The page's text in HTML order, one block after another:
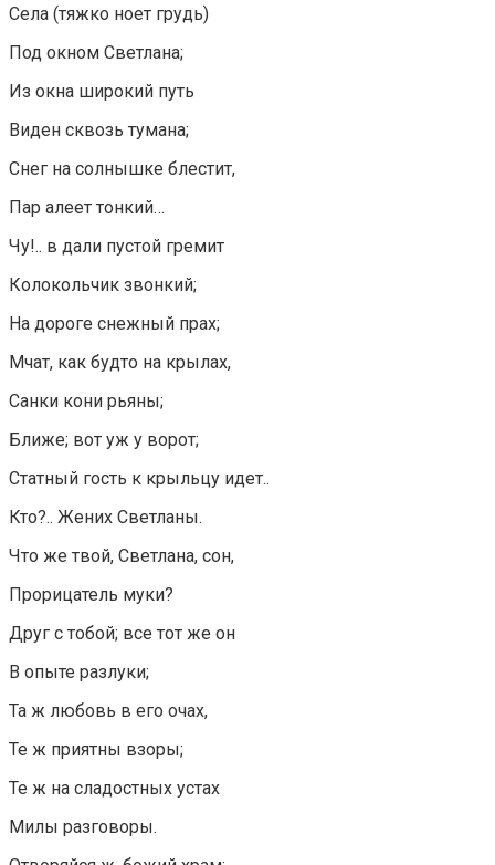
Села (тяжко ноет грудь)
Под окном Светлана;
Из окна широкий путь
Виден сквозь тумана;
Снег на солнышке блестит,
Пар алеет тонкий…
Чу!.. в дали пустой гремит
Колокольчик звонкий;
На дороге снежный прах;
Мчат, как будто на крылах,
Санки кони рьяны;
Ближе; вот уж у ворот;
Статный гость к крыльцу идет..
Кто?.. Жених Светланы.
Что же твой, Светлана, сон,
Прорицатель муки?
Друг с тобой; все тот же он
В опыте разлуки;
Та ж любовь в его очах,
Те ж приятны взоры;
Те ж на сладостных устах
Милы разговоры.